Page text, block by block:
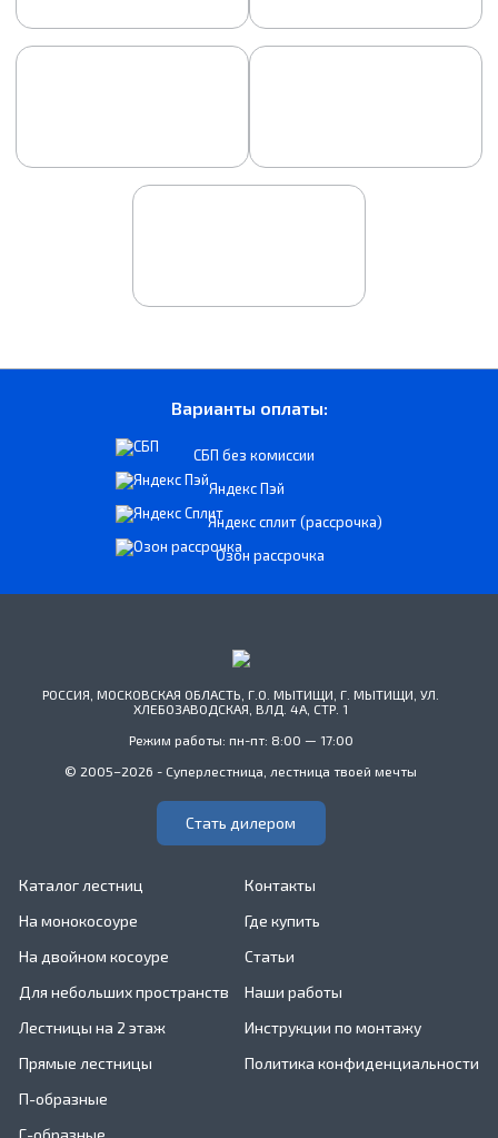
Варианты оплаты:
СБП без комиссии
Яндекс Пэй
Яндекс сплит (рассрочка)
Озон рассрочка
РОССИЯ, МОСКОВСКАЯ ОБЛАСТЬ, Г.О. МЫТИЩИ, Г. МЫТИЩИ, УЛ.
ХЛЕБОЗАВОДСКАЯ, ВЛД. 4А, СТР. 1
Режим работы: пн-пт: 8:00 — 17:00
© 2005–2026 - Суперлестница, лестница твоей мечты
Стать дилером
Каталог лестниц
На монокосоуре
На двойном косоуре
Для небольших пространств
Лестницы на 2 этаж
Прямые лестницы
П-образные
Г-образные
Контакты
Где купить
Статьи
Наши работы
Инструкции по монтажу
Политика конфиденциальности